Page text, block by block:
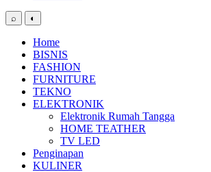
⌕ ◐
Home
BISNIS
FASHION
FURNITURE
TEKNO
ELEKTRONIK
Elektronik Rumah Tangga
HOME TEATHER
TV LED
Penginapan
KULINER